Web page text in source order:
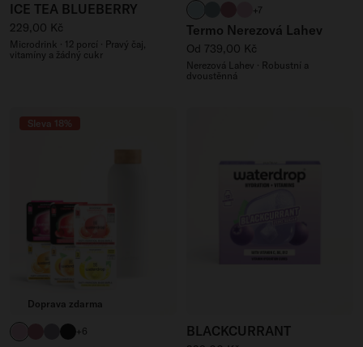
ICE TEA BLUEBERRY
Běžná cena
229,00 Kč
Microdrink · 12 porcí · Pravý čaj,
vitamíny a žádný cukr
pastelová tyrkysová matná
tyrkysová matná
růžová matná
pastelová růžová
+7
Termo Nerezová Lahev
Běžná cena
Od 739,00 Kč
Nerezová Lahev · Robustní a
dvoustěnná
Sleva 18%
Doprava zdarma
pastelová růžová matná
růžová matná
fialová matná
černá matná
+6 BLACKCURRANT